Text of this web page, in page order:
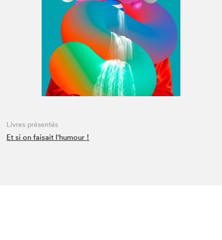
Espace médias
Livres présentés
Et si on faisait l'humour !